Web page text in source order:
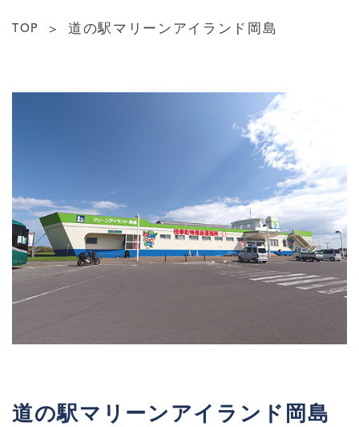
TOP 道の駅マリーンアイランド岡島
道の駅マリーンアイランド岡島